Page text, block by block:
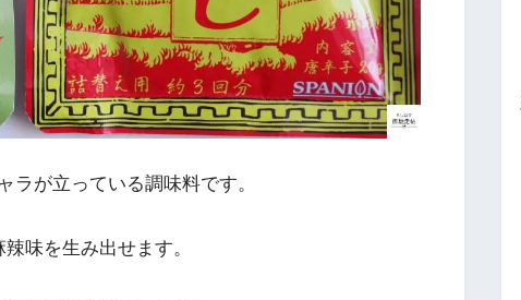
ラが立っている調味料です。
味を生み出せます。